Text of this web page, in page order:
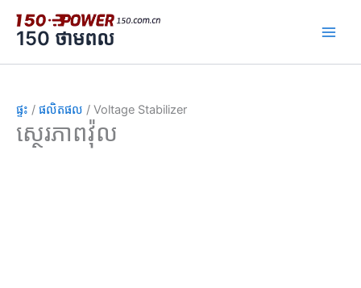
មាតិកា150 ថាមពល
ផ្ទះ / ផលិតផល / Voltage Stabilizer
ស្ថេរភាពវ៉ុល